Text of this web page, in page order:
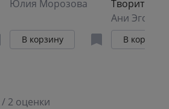
Юлия Морозова
В корзину
Творить
Ани Эгоиста
В корзину
/ 2 оценки